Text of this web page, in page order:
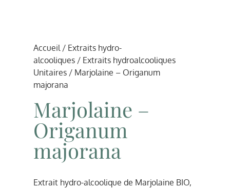
Accueil / Extraits hydro-
alcooliques / Extraits hydroalcooliques
Unitaires / Marjolaine – Origanum
majorana
Marjolaine –
Origanum
majorana
Extrait hydro-alcoolique de Marjolaine BIO,